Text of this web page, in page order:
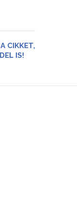
CIKKET,
IS!